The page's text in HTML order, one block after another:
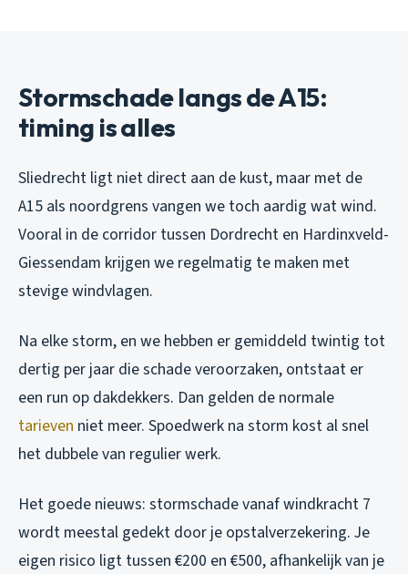
Stormschade langs de A15:
timing is alles
Sliedrecht ligt niet direct aan de kust, maar met de
A15 als noordgrens vangen we toch aardig wat wind.
Vooral in de corridor tussen Dordrecht en Hardinxveld-
Giessendam krijgen we regelmatig te maken met
stevige windvlagen.
Na elke storm, en we hebben er gemiddeld twintig tot
dertig per jaar die schade veroorzaken, ontstaat er
een run op dakdekkers. Dan gelden de normale
tarieven niet meer. Spoedwerk na storm kost al snel
het dubbele van regulier werk.
Het goede nieuws: stormschade vanaf windkracht 7
wordt meestal gedekt door je opstalverzekering. Je
eigen risico ligt tussen €200 en €500, afhankelijk van je